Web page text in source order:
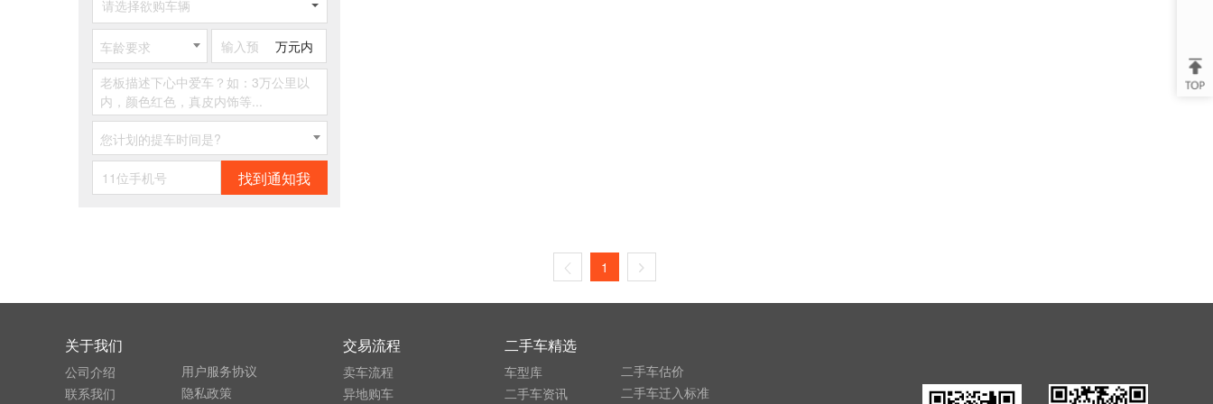
请选择欲购车辆
车龄要求 万元内
您计划的提车时间是?
找到通知我
1
关于我们
公司介绍
联系我们
用户服务协议
隐私政策
交易流程
卖车流程
异地购车
二手车精选
车型库
二手车资讯
二手车估价
二手车迁入标准